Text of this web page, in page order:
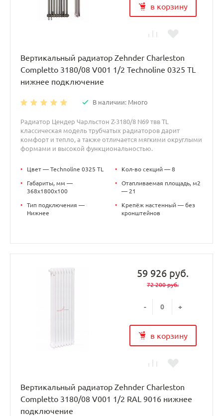
в корзину
Вертикальный радиатор Zehnder Charleston
Completto 3180/08 V001 1/2 Technoline 0325 TL
нижнее подключение
В наличии: Много
Радиатор Цендер Чарльстон Z-3180/8 N69 твв TL
классическая модель трубчатых радиаторов дарит
комфорт и тепло, а также отличается мягкими округлыми
формами и высокой функциональностью.
• Цвет — Technoline 0325 TL
•
Габариты, мм —
368x1800x100
•
Тип подключения —
Нижнее
• Кол-во секций — 8
•
Отапливаемая площадь, м2
— 21
•
Крепёж настенный — без
кронштейнов
59 926 руб.
72 200 руб.
- +
в корзину
Вертикальный радиатор Zehnder Charleston
Completto 3180/08 V001 1/2 RAL 9016 нижнее
подключение